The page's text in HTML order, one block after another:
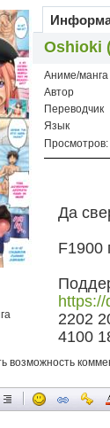
Oshioki
Аниме/манга
Автор
Переводчик
Язык
Да
F1900
2202
4100
возможность